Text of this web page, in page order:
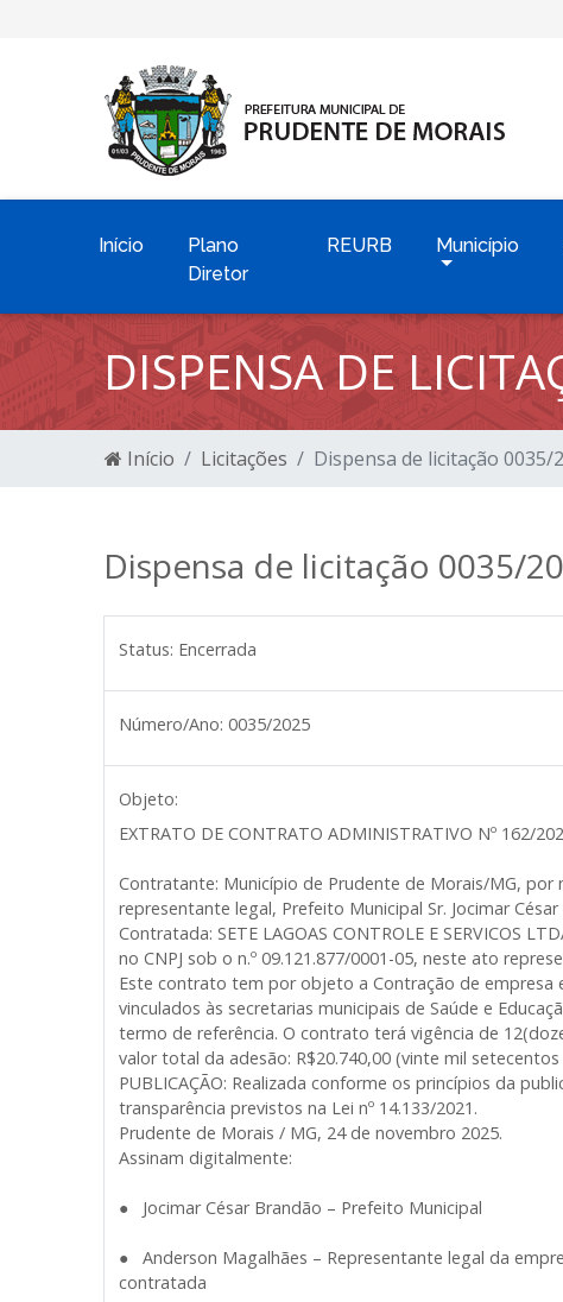
Início
Plano
Diretor
REURB Município
DISPENSA DE
Início Licitações Dispensa de licitação 0035/
Dispensa de licitação 0035/
Status: Encerrada
Número/Ano: 0035/2025
Objeto:
EXTRATO DE CONTRATO ADMINISTRATIVO Nº 162/
Contratante: Município de Prudente de Morais/MG, por
representante legal, Prefeito Municipal Sr. Jocimar
Contratada: SETE LAGOAS CONTROLE E SERVICOS
no CNPJ sob o n.º 09.121.877/0001-05, neste ato
Este contrato tem por objeto a Contração de empresa
vinculados às secretarias municipais de Saúde e
termo de referência. O contrato terá vigência de
valor total da adesão: R$20.740,00 (vinte mil
PUBLICAÇÃO: Realizada conforme os princípios da
transparência previstos na Lei nº 14.133/2021.
Prudente de Morais / MG, 24 de novembro 2025.
Assinam digitalmente:
● Jocimar César Brandão – Prefeito Municipal
● Anderson Magalhães – Representante legal da
contratada